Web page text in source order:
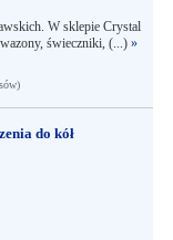
W sklepie Crystal
świeczniki, (...) »
do kół